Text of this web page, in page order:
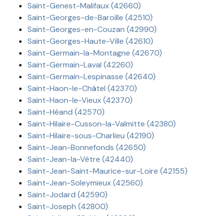
Saint-Genest-Malifaux (42660)
Saint-Georges-de-Baroille (42510)
Saint-Georges-en-Couzan (42990)
Saint-Georges-Haute-Ville (42610)
Saint-Germain-la-Montagne (42670)
Saint-Germain-Laval (42260)
Saint-Germain-Lespinasse (42640)
Saint-Haon-le-Châtel (42370)
Saint-Haon-le-Vieux (42370)
Saint-Héand (42570)
Saint-Hilaire-Cusson-la-Valmitte (42380)
Saint-Hilaire-sous-Charlieu (42190)
Saint-Jean-Bonnefonds (42650)
Saint-Jean-la-Vêtre (42440)
Saint-Jean-Saint-Maurice-sur-Loire (42155)
Saint-Jean-Soleymieux (42560)
Saint-Jodard (42590)
Saint-Joseph (42800)